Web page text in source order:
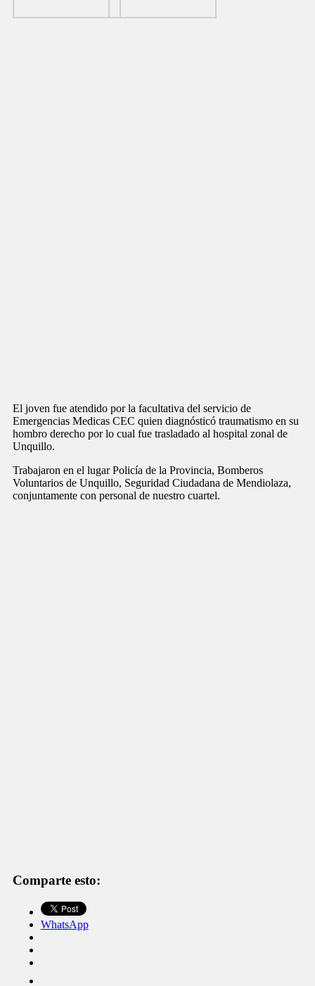
El joven fue atendido por la facultativa del servicio de
Emergencias Medicas CEC quien diagnósticó traumatismo en su
hombro derecho por lo cual fue trasladado al hospital zonal de
Unquillo.
Trabajaron en el lugar Policía de la Provincia, Bomberos
Voluntarios de Unquillo, Seguridad Ciudadana de Mendiolaza,
conjuntamente con personal de nuestro cuartel.
Comparte esto:
WhatsApp